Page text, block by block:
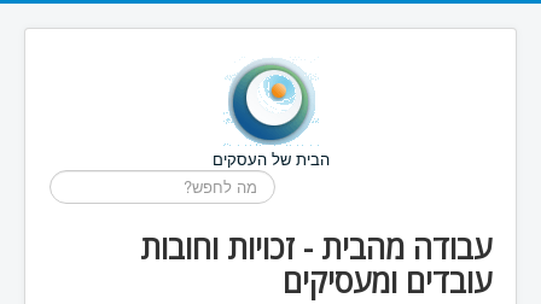
הבית של העסקים
חיפוש...
עבודה מהבית - זכויות וחובות
עובדים ומעסיקים